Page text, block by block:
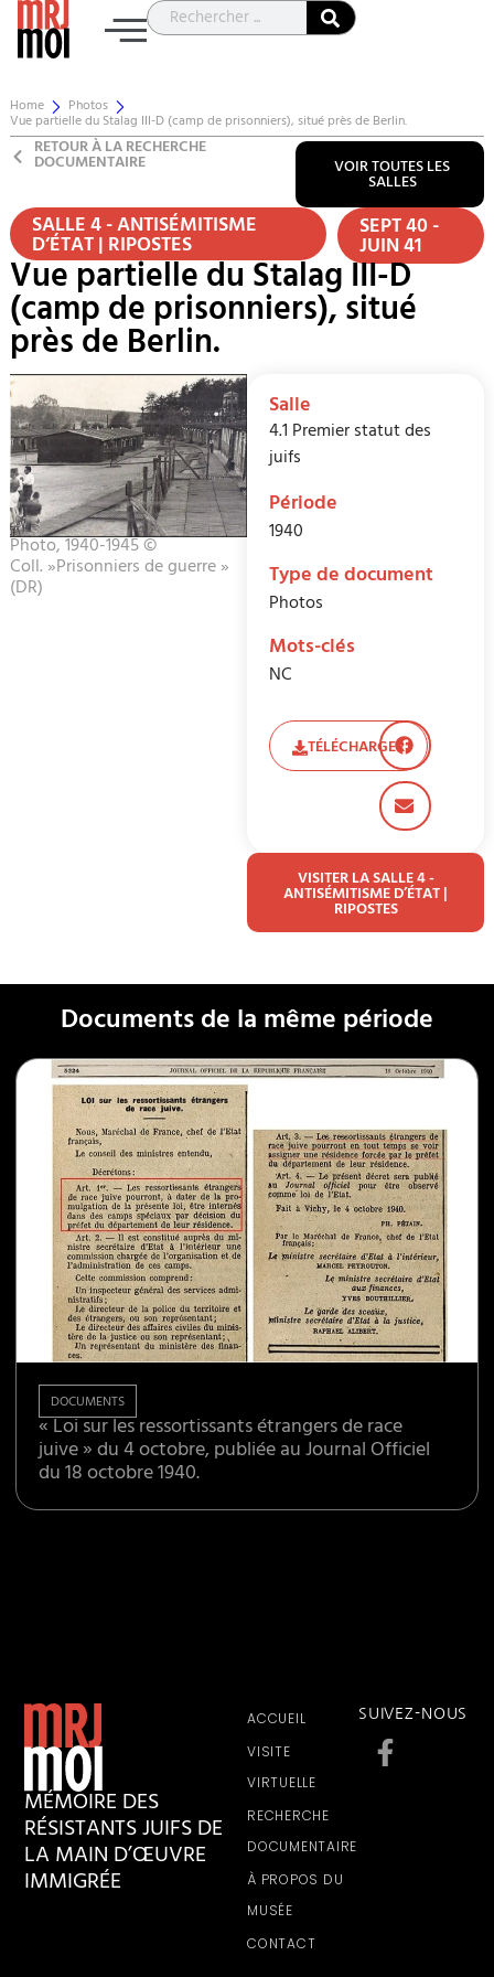
Home Photos
Vue partielle du Stalag III-D (camp de prisonniers), situé près de Berlin.
RETOUR À LA RECHERCHE
DOCUMENTAIRE VOIR TOUTES LES
SALLES
SALLE 4 - ANTISÉMITISME
D’ÉTAT | RIPOSTES SEPT 40 -
JUIN 41
Vue partielle du Stalag III-D
(camp de prisonniers), situé
près de Berlin.
Photo, 1940-1945 ©
Coll. »Prisonniers de guerre »
(DR)
Salle
4.1 Premier statut des
juifs
Période
1940
Type de document
Photos
Mots-clés
NC
TÉLÉCHARGER
VISITER LA SALLE 4 -
ANTISÉMITISME D’ÉTAT |
RIPOSTES
Documents de la même période
DOCUMENTS
« Loi sur les ressortissants étrangers de race
juive » du 4 octobre, publiée au Journal Officiel
du 18 octobre 1940.
MÉMOIRE DES
RÉSISTANTS JUIFS DE
LA MAIN D’ŒUVRE
IMMIGRÉE
ACCUEIL
VISITE
VIRTUELLE
RECHERCHE
DOCUMENTAIRE
À PROPOS DU
MUSÉE
CONTACT
SUIVEZ-NOUS